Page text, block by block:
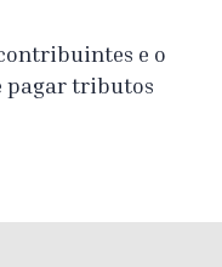
e o
pagar tributos